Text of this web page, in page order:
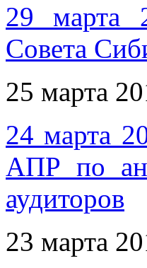
29 марта
Совета
25 марта
24 марта
АПР по
аудиторов
23 марта